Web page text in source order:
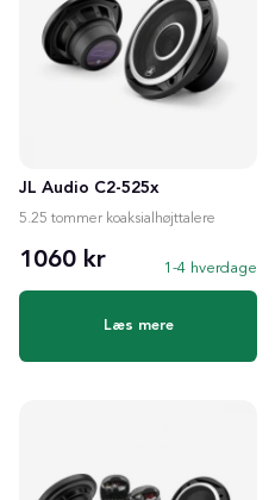
JL Audio C2-525x
5.25 tommer koaksialhøjttalere
1060 kr 1-4 hverdage
Læs mere